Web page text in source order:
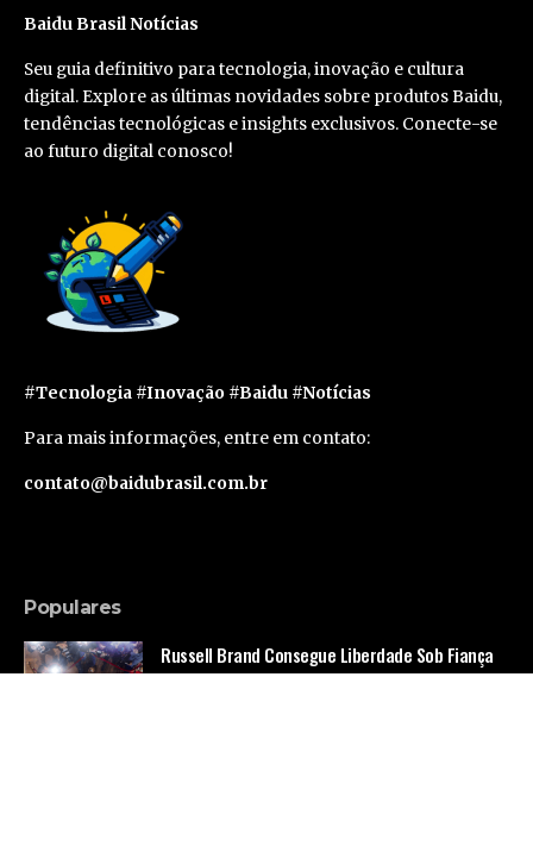
Baidu Brasil Notícias
Seu guia definitivo para tecnologia, inovação e cultura
digital. Explore as últimas novidades sobre produtos Baidu,
tendências tecnológicas e insights exclusivos. Conecte-se
ao futuro digital conosco!
#Tecnologia #Inovação #Baidu #Notícias
Para mais informações, entre em contato:
contato@baidubrasil.com.br
Populares
Russell Brand Consegue Liberdade Sob Fiança
em Caso de Acusações Adicionais